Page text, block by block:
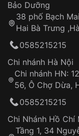
Thời gian
công
Hotline: 0585
Từ khóa SEO:
Sản phẩm
Tự ý
thống
Đảm bảo
Đồng hành
trình sử
Bảo Dưỡng
38 phố Bạch
Hai Bà Trưng
0585215215
Chi nhánh Hà Nội
Chi nhánh HN:
56, Ô Chợ Dừa,
0585215215
Chi Nhánh Hồ Chí
Tầng 1, 34